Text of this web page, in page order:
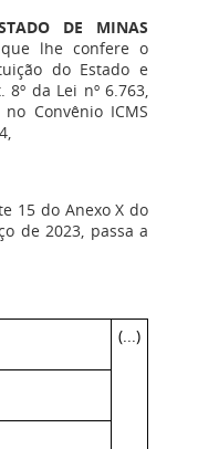
DE MINAS
lhe confere o
do Estado e
da Lei nº 6.763,
Convênio ICMS
15 do Anexo X do
de 2023, passa a
(...)